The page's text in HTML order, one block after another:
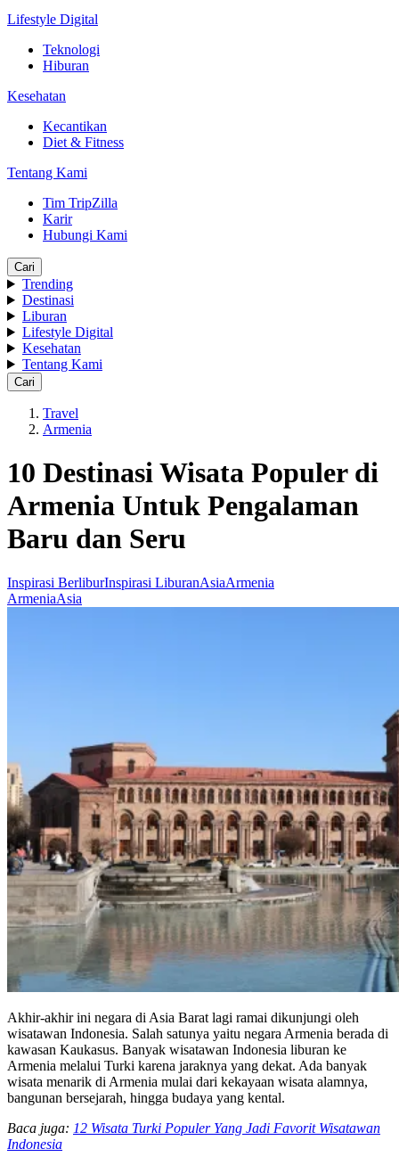
Lifestyle Digital
Teknologi
Hiburan
Kesehatan
Kecantikan
Diet & Fitness
Tentang Kami
Tim TripZilla
Karir
Hubungi Kami
Cari
Trending
Destinasi
Liburan
Lifestyle Digital
Kesehatan
Tentang Kami
Cari
Travel
Armenia
10 Destinasi Wisata Populer di
Armenia Untuk Pengalaman
Baru dan Seru
Inspirasi BerliburInspirasi LiburanAsiaArmenia
ArmeniaAsia
Akhir-akhir ini negara di Asia Barat lagi ramai dikunjungi oleh
wisatawan Indonesia. Salah satunya yaitu negara Armenia berada di
kawasan Kaukasus. Banyak wisatawan Indonesia liburan ke
Armenia melalui Turki karena jaraknya yang dekat. Ada banyak
wisata menarik di Armenia mulai dari kekayaan wisata alamnya,
bangunan bersejarah, hingga budaya yang kental.
Baca juga: 12 Wisata Turki Populer Yang Jadi Favorit Wisatawan
Indonesia